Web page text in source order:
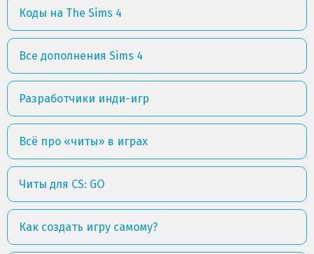
Коды на The Sims 4
Все дополнения Sims 4
Разработчики инди-игр
Всё про «читы» в играх
Читы для CS: GO
Как создать игру самому?